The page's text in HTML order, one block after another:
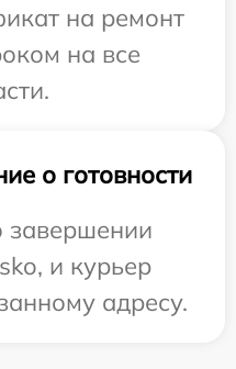
на ремонт
на все
о готовности
и курьер
адресу.